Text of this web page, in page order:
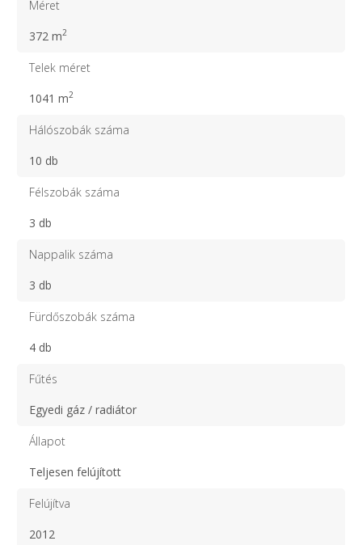
Méret
372 m2
Telek méret
1041 m2
Hálószobák száma
10 db
Félszobák száma
3 db
Nappalik száma
3 db
Fürdőszobák száma
4 db
Fűtés
Egyedi gáz / radiátor
Állapot
Teljesen felújított
Felújítva
2012